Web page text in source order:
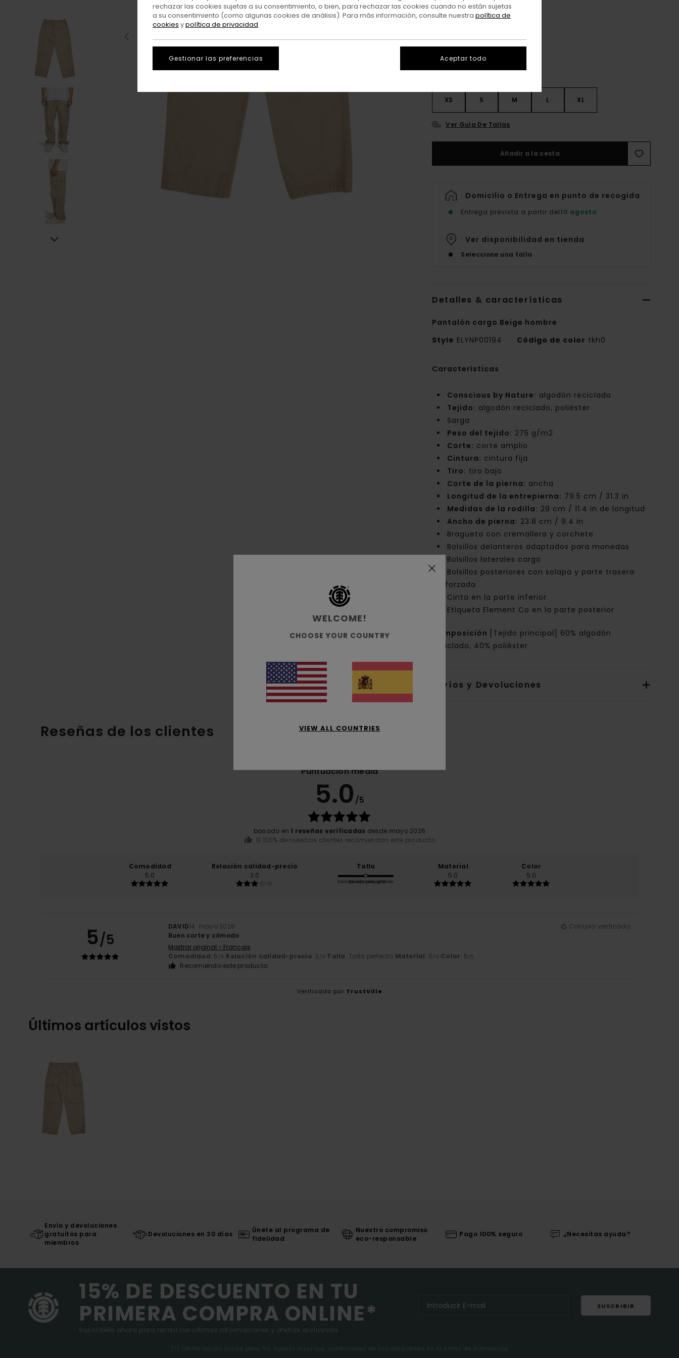
ColorAluminum
XS S M L XL
Ver Guía De Tallas
Añadir a la cesta
Domicilio o Entrega en punto de recogida
Entrega prevista a partir del10 agosto
Ver disponibilidad en tienda
Seleccione una talla
Detalles & características
Pantalón cargo Beige hombre
Style ELYNP00194 Código de color tkh0
Características
Conscious by Nature: algodón reciclado
Tejido: algodón reciclado, poliéster
Sarga
Peso del tejido: 275 g/m2
Corte: corte amplio
Cintura: cintura fija
Tiro: tiro bajo
Corte de la pierna: ancha
Longitud de la entrepierna: 79.5 cm / 31.3 in
Medidas de la rodilla: 29 cm / 11.4 in de longitud
Ancho de pierna: 23.8 cm / 9.4 in
Bragueta con cremallera y corchete
Bolsillos delanteros adaptados para monedas
Bolsillos laterales cargo
Bolsillos posteriores con solapa y parte trasera
reforzada
Cinta en la parte inferior
Etiqueta Element Co en la parte posterior
Composición
[Tejido principal] 60% algodón
reciclado, 40% poliéster
Envíos y Devoluciones
Reseñas de los clientes
Puntuación media
5.0 /5
basado en 1 reseñas verificadas desde mayo 2026
El 100% de nuestros clientes recomiendan este producto
Comodidad
5.0
Relación calidad-precio
3.0
Talla
Demasiado pequeño
Demasiado grande
Material
5.0
Color
5.0
5/5
DAVID14. mayo 2026
Compra verificada
Buen corte y cómodo
Mostrar original - Français
Comodidad: 5 /5 Relación calidad-precio: 3 /5 Talla: Talla perfecta Material: 5/5 Color: 5/5
Recomiendo este producto
Verificado por TrustVille
Últimos artículos vistos
Envío y devoluciones
gratuitos para
miembros
Devoluciones en 30 días
Únete al programa de
fidelidad
Nuestro compromiso
eco-responsable
Pago 100% seguro ¿Necesitas ayuda?
15% DE DESCUENTO EN TU
PRIMERA COMPRA ONLINE*
Suscríbete ahora para recibir las ultimas informaciones y ofertas exclusivas.
SUSCRIBIR
(*) Oferta valida online para los nuevos inscritos. Condiciones de uso detalladas en el email de bienvenida
WELCOME!
CHOOSE YOUR COUNTRY
VIEW ALL COUNTRIES
rechazar las cookies sujetas a su consentimiento, o bien, para rechazar las cookies cuando no están sujetas
a su consentimiento (como algunas cookies de análisis). Para más información, consulte nuestra política de
cookies ypolítica de privacidad
Gestionar las preferencias Aceptar todo